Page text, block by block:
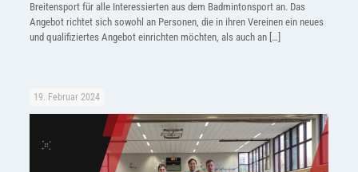
Breitensport für alle Interessierten aus dem Badmintonsport an. Das
Angebot richtet sich sowohl an Personen, die in ihren Vereinen ein neues
und qualifiziertes Angebot einrichten möchten, als auch an[…]
19. Februar 2024